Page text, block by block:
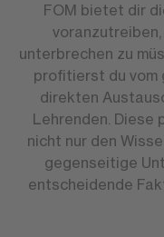
FOM bietet dir
unterbrechen zu
profitierst du vom
direkten
Lehrenden.
nicht nur den
gegenseitige
entscheidende